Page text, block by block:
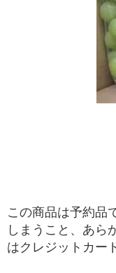
この商品は予約品
しまうこと、あら
はクレジットカー